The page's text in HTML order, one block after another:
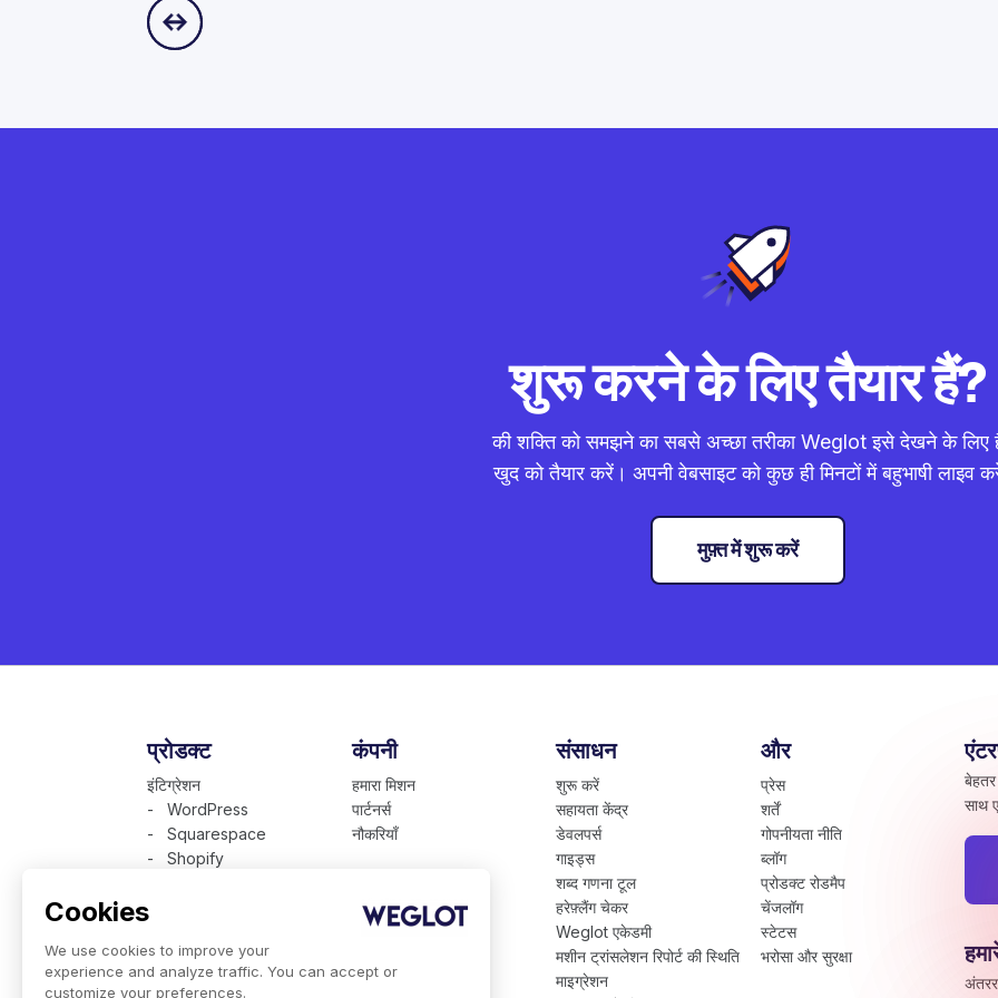
Cookies
We use cookies to improve your
experience and analyze traffic. You can accept or
customize your preferences.
शुरू करने के लिए तैयार हैं?
की शक्ति को समझने का सबसे अच्छा तरीका Weglot इसे देखने के लिए
खुद को तैयार करें। अपनी वेबसाइट को कुछ ही मिनटों में बहुभाषी लाइव
मुफ़्त में शुरू करें
प्रोडक्ट
इंटिग्रेशन
- WordPress
- Squarespace
- Shopify
कीमत
तकनीकी प्रस्तुति
एंटरप्राइज़ के लिए Weglot
कंपनी
हमारा मिशन
पार्टनर्स
नौकरियाँ
संसाधन
शुरू करें
सहायता केंद्र
डेवलपर्स
गाइड्स
शब्द गणना टूल
हरेफ़्लैंग चेकर
Weglot एकेडमी
मशीन ट्रांसलेशन रिपोर्ट की स्थिति
माइग्रेशन
और
प्रेस
शर्तें
गोपनीयता नीति
ब्लॉग
प्रोडक्ट रोडमैप
चेंजलॉग
स्टेटस
भरोसा और सुरक्षा
साथ